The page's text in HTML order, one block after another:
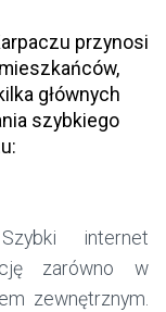
przynosi
głównych
szybkiego
internet
zarówno w
zewnętrznym.